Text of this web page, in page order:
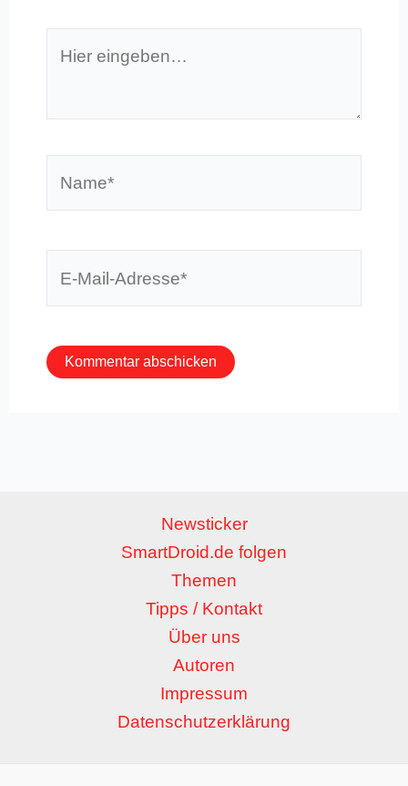
eingeben…
Newsticker
SmartDroid.de folgen
Themen
Tipps / Kontakt
Über uns
Autoren
Impressum
Datenschutzerklärung